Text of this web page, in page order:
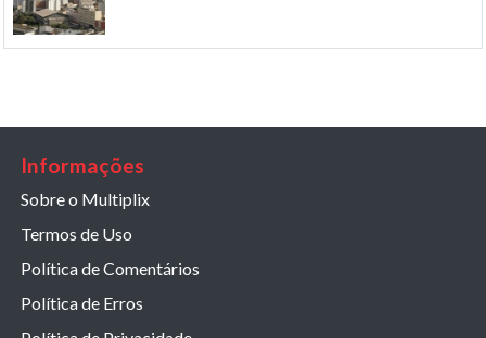
Informações
Sobre o Multiplix
Termos de Uso
Política de Comentários
Política de Erros